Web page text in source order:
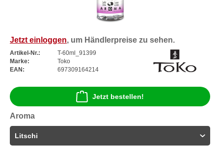
Jetzt einloggen, um Händlerpreise zu sehen.
Artikel-Nr.:
T-60ml_91399
Marke:
Toko
EAN:
697309164214
Jetzt bestellen!
Aroma